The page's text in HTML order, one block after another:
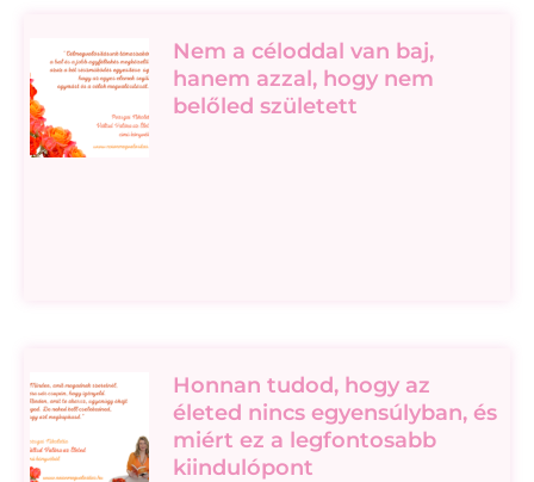
Nem a céloddal van baj,
hanem azzal, hogy nem
belőled született
Honnan tudod, hogy az
életed nincs egyensúlyban, és
miért ez a legfontosabb
kiindulópont